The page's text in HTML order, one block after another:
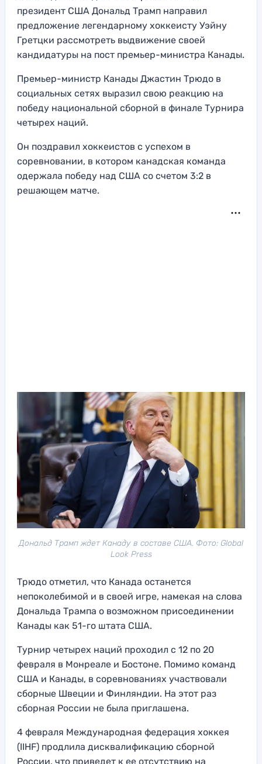
президент США Дональд Трамп направил
предложение легендарному хоккеисту Уэйну
Гретцки рассмотреть выдвижение своей
кандидатуры на пост премьер-министра Канады.
Премьер-министр Канады Джастин Трюдо в
социальных сетях выразил свою реакцию на
победу национальной сборной в финале Турнира
четырех наций.
Он поздравил хоккеистов с успехом в
соревновании, в котором канадская команда
одержала победу над США со счетом 3:2 в
решающем матче.
Дональд Трамп ждет Канаду в составе США. Фото: Global
Look Press
Трюдо отметил, что Канада останется
непоколебимой и в своей игре, намекая на слова
Дональда Трампа о возможном присоединении
Канады как 51-го штата США.
Турнир четырех наций проходил с 12 по 20
февраля в Монреале и Бостоне. Помимо команд
США и Канады, в соревнованиях участвовали
сборные Швеции и Финляндии. На этот раз
сборная России не была приглашена.
4 февраля Международная федерация хоккея
(IIHF) продлила дисквалификацию сборной
России, что приведет к ее отсутствию на